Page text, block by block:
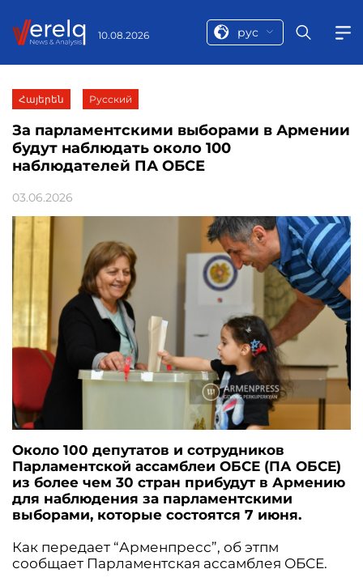
10.08.2026 рус
Հայերեն Русский
За парламентскими выборами в Армении
будут наблюдать около 100
наблюдателей ПА ОБСЕ
03.06.2026
Около 100 депутатов и сотрудников
Парламентской ассамблеи ОБСЕ (ПА ОБСЕ)
из более чем 30 стран прибудут в Армению
для наблюдения за парламентскими
выборами, которые состоятся 7 июня.
Как передает “Арменпресс”, об этпм
сообщает Парламентская ассамблея ОБСЕ.